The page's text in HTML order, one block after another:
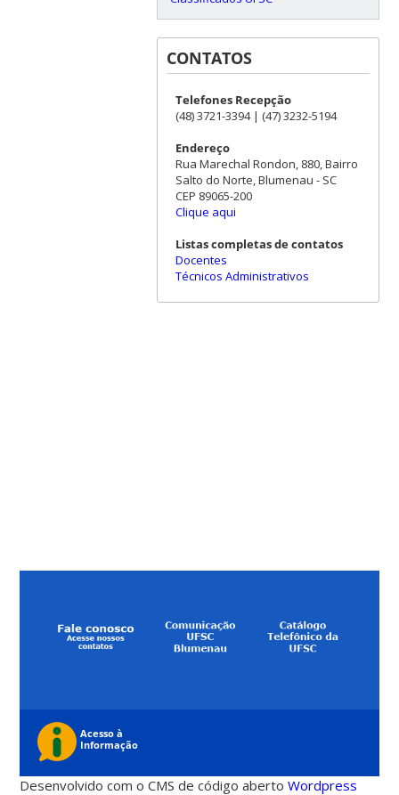
CONTATOS
Telefones Recepção
(48) 3721-3394 | (47) 3232-5194
Endereço
Rua Marechal Rondon, 880, Bairro
Salto do Norte, Blumenau - SC
CEP 89065-200
Clique aqui
Listas completas de contatos
Docentes
Técnicos Administrativos
Desenvolvido com o CMS de código abertoWordpress